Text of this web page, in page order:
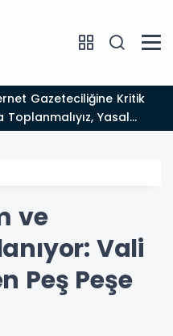
Toplanmalıyız, Yasal
Hazırız"
ve
Vali
Peş Peşe